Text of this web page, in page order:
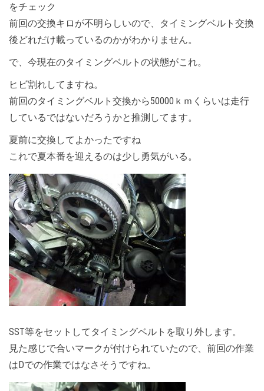
をチェック
前回の交換キロが不明らしいので、タイミングベルト交換
後どれだけ載っているのかがわかりません。
で、今現在のタイミングベルトの状態がこれ。
ヒビ割れしてますね。
前回のタイミングベルト交換から50000ｋｍくらいは走行
しているではないだろうかと推測してます。
夏前に交換してよかったですね
これで夏本番を迎えるのは少し勇気がいる。
SST等をセットしてタイミングベルトを取り外します。
見た感じで合いマークが付けられていたので、前回の作業
はDでの作業ではなさそうですね。